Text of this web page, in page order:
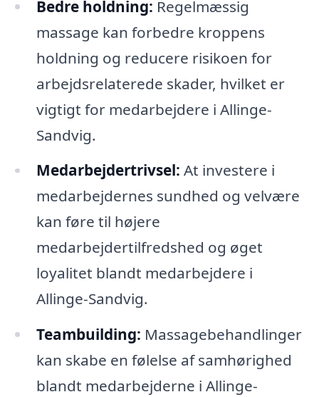
Bedre holdning: Regelmæssig
massage kan forbedre kroppens
holdning og reducere risikoen for
arbejdsrelaterede skader, hvilket er
vigtigt for medarbejdere i Allinge-
Sandvig.
Medarbejdertrivsel: At investere i
medarbejdernes sundhed og velvære
kan føre til højere
medarbejdertilfredshed og øget
loyalitet blandt medarbejdere i
Allinge-Sandvig.
Teambuilding: Massagebehandlinger
kan skabe en følelse af samhørighed
blandt medarbejderne i Allinge-